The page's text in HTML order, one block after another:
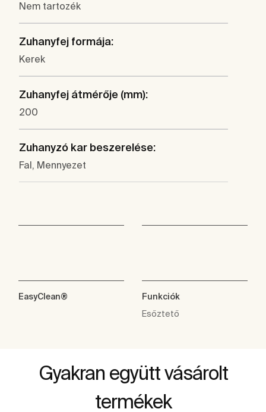
Nem tartozék
Zuhanyfej formája:
Kerek
Zuhanyfej átmérője (mm):
200
Zuhanyzó kar beszerelése:
Fal, Mennyezet
EasyClean®
Funkciók
Esőztető
Gyakran együtt vásárolt
termékek